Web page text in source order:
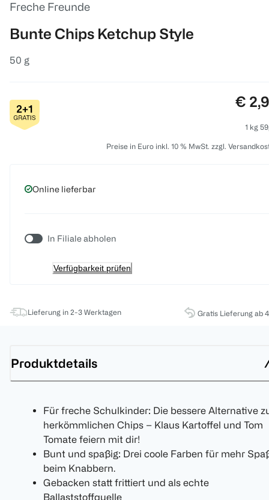
Freche Freunde
Bunte Chips Ketchup Style
50 g
€
1 kg
Preise in Euro inkl. 10 % MwSt. zzgl.
Online lieferbar
In Filiale abholen
Verfügbarkeit prüfen
Lieferung in 2-3 Werktagen Gratis Lieferung ab
Produktdetails
Für freche Schulkinder: Die bessere Alternative
herkömmlichen Chips – Klaus Kartoffel und Tom
Tomate feiern mit dir!
Bunt und spaßig: Drei coole Farben für mehr
beim Knabbern.
Gebacken statt frittiert und als echte
Ballaststoffquelle